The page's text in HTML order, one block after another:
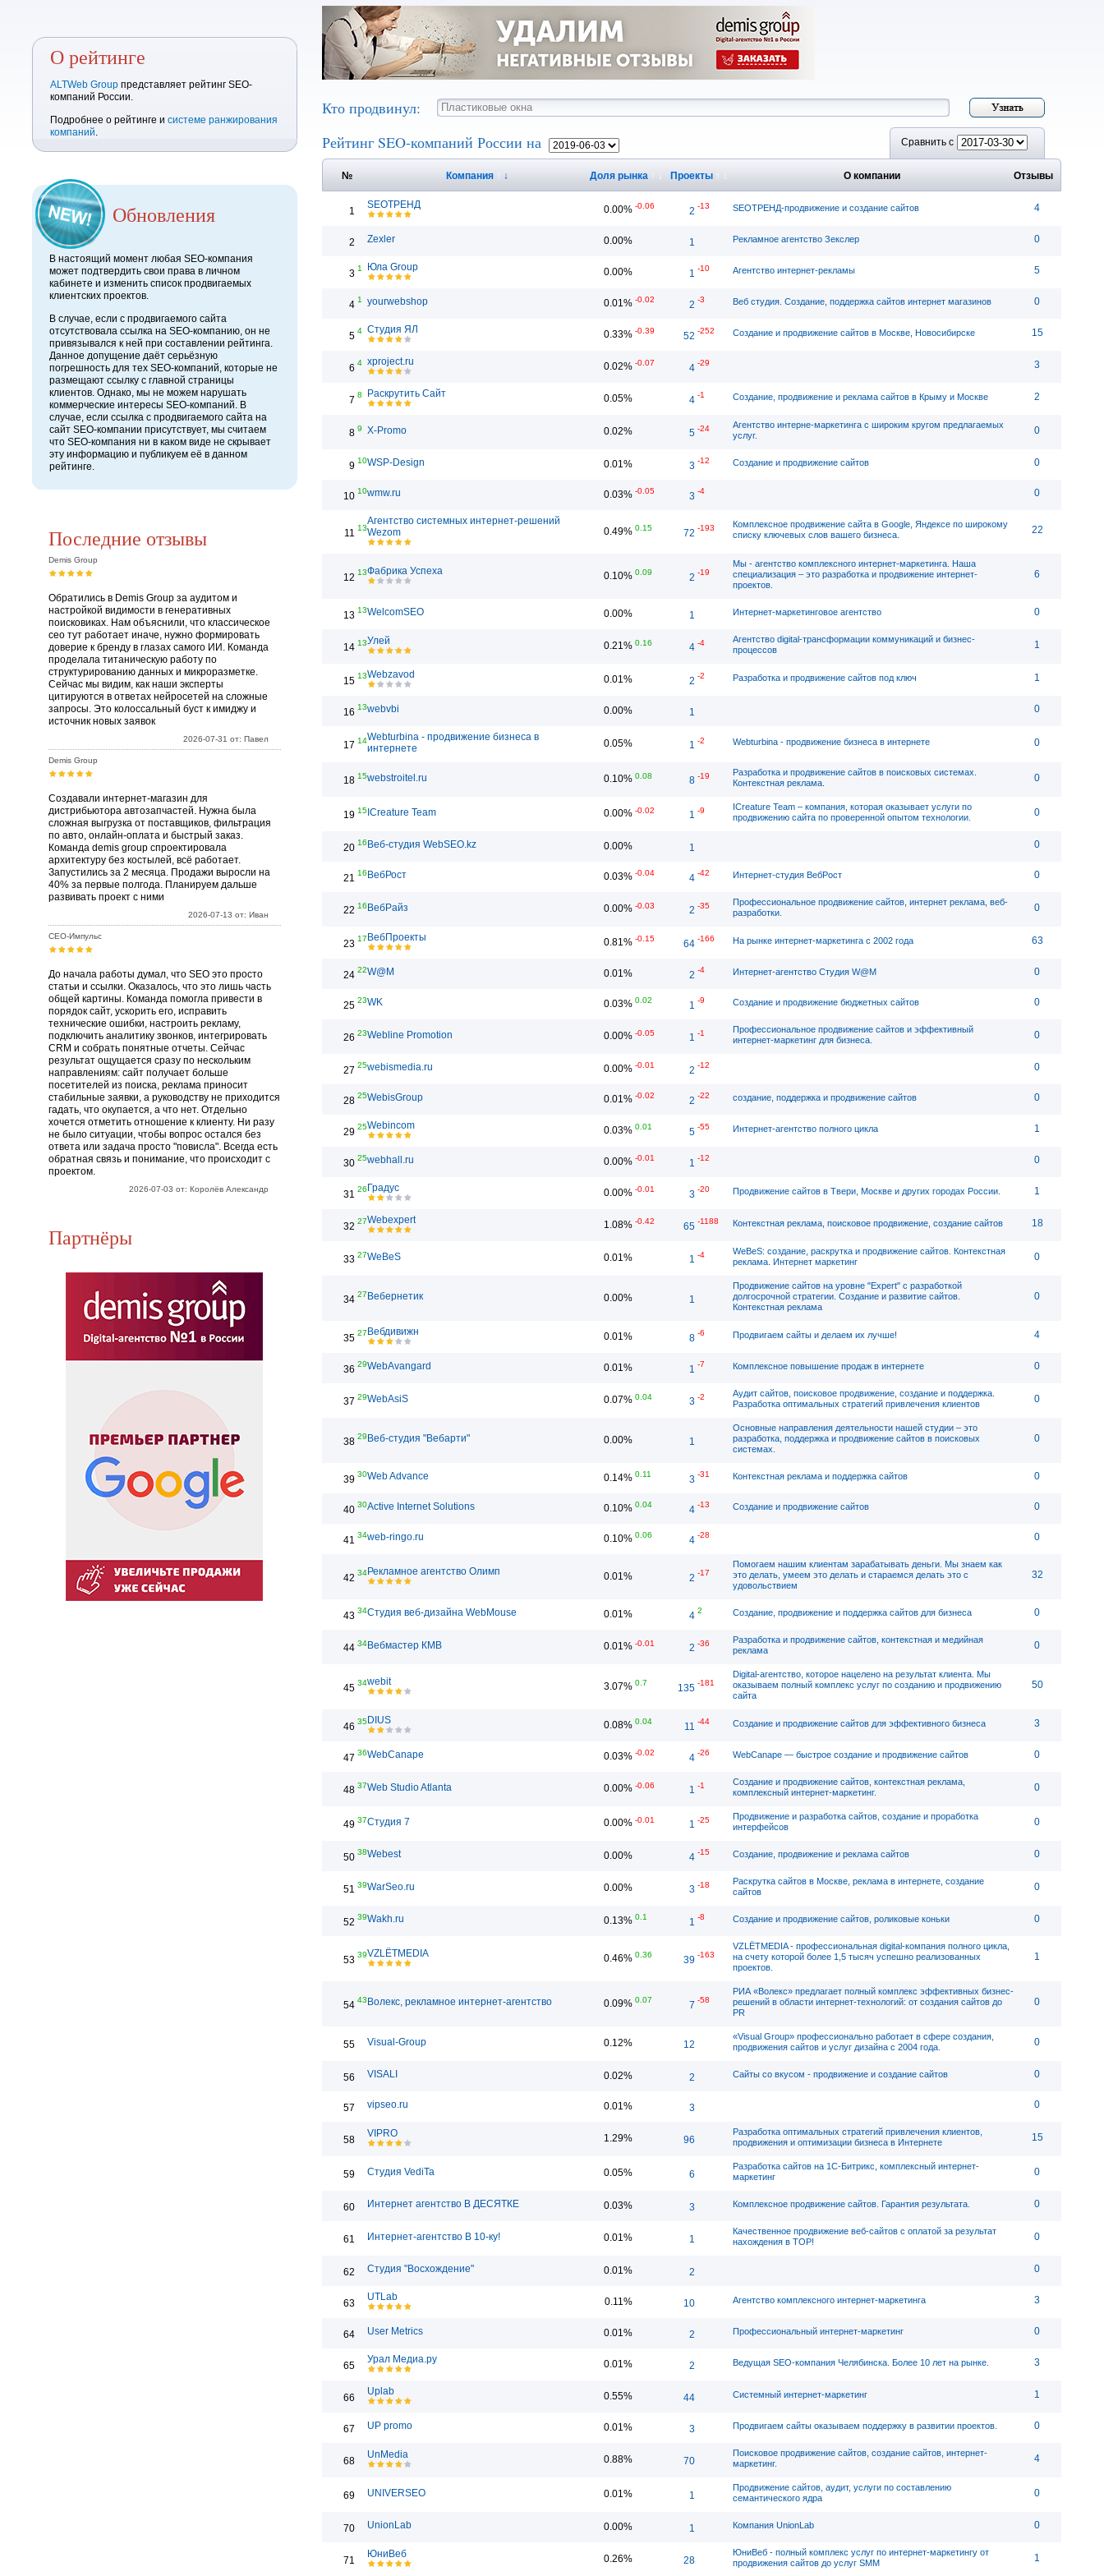
О рейтинге
ALTWeb Group представляет рейтинг SEO-
компаний России.
Подробнее о рейтинге и системе ранжирования
компаний.
Обновления
В настоящий момент любая SEO-компания
может подтвердить свои права в личном
кабинете и изменить список продвигаемых
клиентских проектов.
В случае, если с продвигаемого сайта
отсутствовала ссылка на SEO-компанию, он не
привязывался к ней при составлении рейтинга.
Данное допущение даёт серьёзную
погрешность для тех SEO-компаний, которые не
размещают ссылку с главной страницы
клиентов. Однако, мы не можем нарушать
коммерческие интересы SEO-компаний. В
случае, если ссылка с продвигаемого сайта на
сайт SEO-компании присутствует, мы считаем
что SEO-компания ни в каком виде не скрывает
эту информацию и публикуем её в данном
рейтинге.
Последние отзывы
Demis Group
Обратились в Demis Group за аудитом и
настройкой видимости в генеративных
поисковиках. Нам объяснили, что классическое
сео тут работает иначе, нужно формировать
доверие к бренду в глазах самого ИИ. Команда
проделала титаническую работу по
структурированию данных и микроразметке.
Сейчас мы видим, как наши эксперты
цитируются в ответах нейросетей на сложные
запросы. Это колоссальный буст к имиджу и
источник новых заявок
2026-07-31 от: Павел
Demis Group
Создавали интернет-магазин для
дистрибьютора автозапчастей. Нужна была
сложная выгрузка от поставщиков, фильтрация
по авто, онлайн-оплата и быстрый заказ.
Команда demis group спроектировала
архитектуру без костылей, всё работает.
Запустились за 2 месяца. Продажи выросли на
40% за первые полгода. Планируем дальше
развивать проект с ними
2026-07-13 от: Иван
СЕО-Импульс
До начала работы думал, что SEO это просто
статьи и ссылки. Оказалось, что это лишь часть
общей картины. Команда помогла привести в
порядок сайт, ускорить его, исправить
технические ошибки, настроить рекламу,
подключить аналитику звонков, интегрировать
CRM и собрать понятные отчеты. Сейчас
результат ощущается сразу по нескольким
направлениям: сайт получает больше
посетителей из поиска, реклама приносит
стабильные заявки, а руководству не приходится
гадать, что окупается, а что нет. Отдельно
хочется отметить отношение к клиенту. Ни разу
не было ситуации, чтобы вопрос остался без
ответа или задача просто "повисла". Всегда есть
обратная связь и понимание, что происходит с
проектом.
2026-07-03 от: Королёв Александр
Партнёры
Кто продвинул:
Рейтинг SEO-компаний России на
Сравнить с
№ Компания ↓ Доля рынка Проекты О компании Отзывы
1
SEOТРЕНД 0.00% -0.06 2 -13 SEOТРЕНД-продвижение и создание сайтов 4
2 Zexler 0.00% 1 Рекламное агентство Зекслер 0
3 1 Юла Group 0.00% 1 -10 Агентство интернет-рекламы 5
4 1 yourwebshop 0.01% -0.02 2 -3 Веб студия. Создание, поддержка сайтов интернет магазинов 0
5 4 Студия ЯЛ 0.33% -0.39 52 -252 Создание и продвижение сайтов в Москве, Новосибирске 15
6 4 xproject.ru 0.02% -0.07 4 -29 3
7 8 Раскрутить Сайт 0.05% 4 -1 Создание, продвижение и реклама сайтов в Крыму и Москве 2
8 9 X-Promo 0.02% 5 -24
Агентство интерне-маркетинга с широким кругом предлагаемых
услуг.
0
9 10WSP-Design 0.01% 3 -12 Создание и продвижение сайтов 0
10 10wmw.ru 0.03% -0.05 3 -4 0
11 13
Агентство системных интернет-решений
Wezom
0.49% 0.15 72 -193
Комплексное продвижение сайта в Google, Яндексе по широкому
списку ключевых слов вашего бизнеса.
22
12 13Фабрика Успеха 0.10% 0.09 2 -19
Мы - агентство комплексного интернет-маркетинга. Наша
специализация – это разработка и продвижение интернет-
проектов.
6
13 13WelcomSEO 0.00% 1 Интернет-маркетинговое агентство 0
14 13Улей 0.21% 0.16 4 -4
Агентство digital-трансформации коммуникаций и бизнес-
процессов
1
15 13Webzavod 0.01% 2 -2 Разработка и продвижение сайтов под ключ 1
16 13webvbi 0.00% 1 0
17 14Webturbina - продвижение бизнеса в
интернете
0.05% 1 -2 Webturbina - продвижение бизнеса в интернете 0
18 15webstroitel.ru 0.10% 0.08 8 -19
Разработка и продвижение сайтов в поисковых системах.
Контекстная реклама.
0
19 15ICreature Team 0.00% -0.02 1 -9
ICreature Team – компания, которая оказывает услуги по
продвижению сайта по проверенной опытом технологии.
0
20 16 Веб-студия WebSEO.kz 0.00% 1 0
21 16 ВебРост 0.03% -0.04 4 -42 Интернет-студия ВебРост 0
22 16 ВебРайз 0.00% -0.03 2 -35
Профессиональное продвижение сайтов, интернет реклама, веб-
разработки.
0
23 17 ВебПроекты 0.81% -0.15 64 -166 На рынке интернет-маркетинга с 2002 года 63
24 22W@M 0.01% 2 -4 Интернет-агентство Студия W@M 0
25 23WK 0.03% 0.02 1 -9 Создание и продвижение бюджетных сайтов 0
26 23Webline Promotion 0.00% -0.05 1 -1
Профессиональное продвижение сайтов и эффективный
интернет-маркетинг для бизнеса.
0
27 25webismedia.ru 0.00% -0.01 2 -12 0
28 25WebisGroup 0.01% -0.02 2 -22 создание, поддержка и продвижение сайтов 0
29 25Webincom 0.03% 0.01 5 -55 Интернет-агентство полного цикла 1
30 25webhall.ru 0.00% -0.01 1 -12 0
31 26 Градус 0.00% -0.01 3 -20 Продвижение сайтов в Твери, Москве и других городах России. 1
32 27Webexpert 1.08% -0.42 65 -1188 Контекстная реклама, поисковое продвижение, создание сайтов 18
33 27WeBeS 0.01% 1 -4
WeBeS: создание, раскрутка и продвижение сайтов. Контекстная
реклама. Интернет маркетинг
0
34 27 Вебернетик 0.00% 1
Продвижение сайтов на уровне "Expert" с разработкой
долгосрочной стратегии. Создание и развитие сайтов.
Контекстная реклама
0
35 27 Вебдивижн 0.01% 8 -6 Продвигаем сайты и делаем их лучше! 4
36 29WebAvangard 0.01% 1 -7 Комплексное повышение продаж в интернете 0
37 29WebAsiS 0.07% 0.04 3 -2
Аудит сайтов, поисковое продвижение, создание и поддержка.
Разработка оптимальных стратегий привлечения клиентов
0
38 29 Веб-студия "Вебарти" 0.00% 1
Основные направления деятельности нашей студии – это
разработка, поддержка и продвижение сайтов в поисковых
системах.
0
39 30Web Advance 0.14% 0.11 3 -31 Контекстная реклама и поддержка сайтов 0
40 30Active Internet Solutions 0.10% 0.04 4 -13 Создание и продвижение сайтов 0
41 34web-ringo.ru 0.10% 0.06 4 -28 0
42 34Рекламное агентство Олимп 0.01% 2 -17
Помогаем нашим клиентам зарабатывать деньги. Мы знаем как
это делать, умеем это делать и стараемся делать это с
удовольствием
32
43 34Студия веб-дизайна WebMouse 0.01% 4 2 Создание, продвижение и поддержка сайтов для бизнеса 0
44 34Вебмастер КМВ 0.01% -0.01 2 -36
Разработка и продвижение сайтов, контекстная и медийная
реклама
0
45 34webit 3.07% 0.7 135 -181
Digital-агентство, которое нацелено на результат клиента. Мы
оказываем полный комплекс услуг по созданию и продвижению
сайта
50
46 35DIUS 0.08% 0.04 11 -44 Создание и продвижение сайтов для эффективного бизнеса 3
47 36WebCanape 0.03% -0.02 4 -26 WebСanape — быстрое создание и продвижение сайтов 0
48 37Web Studio Atlanta 0.00% -0.06 1 -1
Создание и продвижение сайтов, контекстная реклама,
комплексный интернет-маркетинг.
0
49 37Студия 7 0.00% -0.01 1 -25
Продвижение и разработка сайтов, создание и проработка
интерфейсов
0
50 38Webest 0.00% 4 -15 Создание, продвижение и реклама сайтов 0
51 39WarSeo.ru 0.00% 3 -18
Раскрутка сайтов в Москве, реклама в интернете, создание
сайтов
0
52 39Wakh.ru 0.13% 0.1 1 -8 Создание и продвижение сайтов, роликовые коньки 0
53 39VZLЁTMEDIA 0.46% 0.36 39 -163
VZLЁTMEDIA - профессиональная digital-компания полного цикла,
на счету которой более 1,5 тысяч успешно реализованных
проектов.
1
54 43 Волекс, рекламное интернет-агентство 0.09% 0.07 7 -58
РИА «Волекс» предлагает полный комплекс эффективных бизнес-
решений в области интернет-технологий: от создания сайтов до
PR
0
55 Visual-Group 0.12% 12
«Visual Group» профессионально работает в сфере создания,
продвижения сайтов и услуг дизайна с 2004 года.
0
56 VISALI 0.02% 2 Сайты со вкусом - продвижение и создание сайтов 0
57 vipseo.ru 0.01% 3 0
58
VIPRO 1.29% 96
Разработка оптимальных стратегий привлечения клиентов,
продвижения и оптимизации бизнеса в Интернете
15
59 Студия VediTa 0.05% 6
Разработка сайтов на 1С-Битрикс, комплексный интернет-
маркетинг
0
60 Интернет агентство В ДЕСЯТКЕ 0.03% 3 Комплексное продвижение сайтов. Гарантия результата. 0
61 Интернет-агентство В 10-ку! 0.01% 1
Качественное продвижение веб-сайтов с оплатой за результат
нахождения в ТОР!
0
62 Студия "Восхождение" 0.01% 2 0
63
UTLab 0.11% 10 Агентство комплексного интернет-маркетинга 3
64 User Metrics 0.01% 2 Профессиональный интернет-маркетинг 0
65
Урал Медиа.ру 0.01% 2 Ведущая SEO-компания Челябинска. Более 10 лет на рынке. 3
66
Uplab 0.55% 44 Системный интернет-маркетинг 1
67 UP promo 0.01% 3 Продвигаем сайты оказываем поддержку в развитии проектов. 0
68
UnMedia 0.88% 70
Поисковое продвижение сайтов, создание сайтов, интернет-
маркетинг.
4
69 UNIVERSEO 0.01% 1
Продвижение сайтов, аудит, услуги по составлению
семантического ядра
0
70 UnionLab 0.00% 1 Компания UnionLab 0
71
ЮниВеб 0.26% 28
ЮниВеб - полный комплекс услуг по интернет-маркетингу от
продвижения сайтов до услуг SMM
1